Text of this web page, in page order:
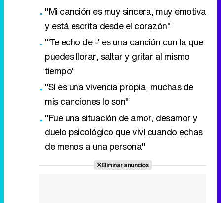
"Mi canción es muy sincera, muy emotiva
y está escrita desde el corazón"
"'Te echo de -' es una canción con la que
puedes llorar, saltar y gritar al mismo
tiempo"
"Sí es una vivencia propia, muchas de
mis canciones lo son"
"Fue una situación de amor, desamor y
duelo psicológico que viví cuando echas
de menos a una persona"
Eliminar anuncios